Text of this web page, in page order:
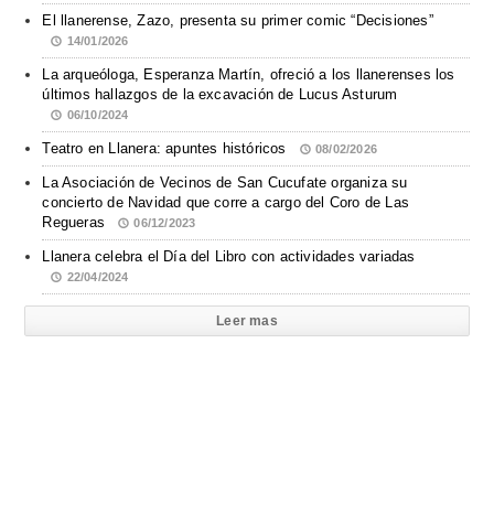
El llanerense, Zazo, presenta su primer comic “Decisiones”
14/01/2026
La arqueóloga, Esperanza Martín, ofreció a los llanerenses los
últimos hallazgos de la excavación de Lucus Asturum
06/10/2024
Teatro en Llanera: apuntes históricos 08/02/2026
La Asociación de Vecinos de San Cucufate organiza su
concierto de Navidad que corre a cargo del Coro de Las
Regueras
06/12/2023
Llanera celebra el Día del Libro con actividades variadas
22/04/2024
Leer mas